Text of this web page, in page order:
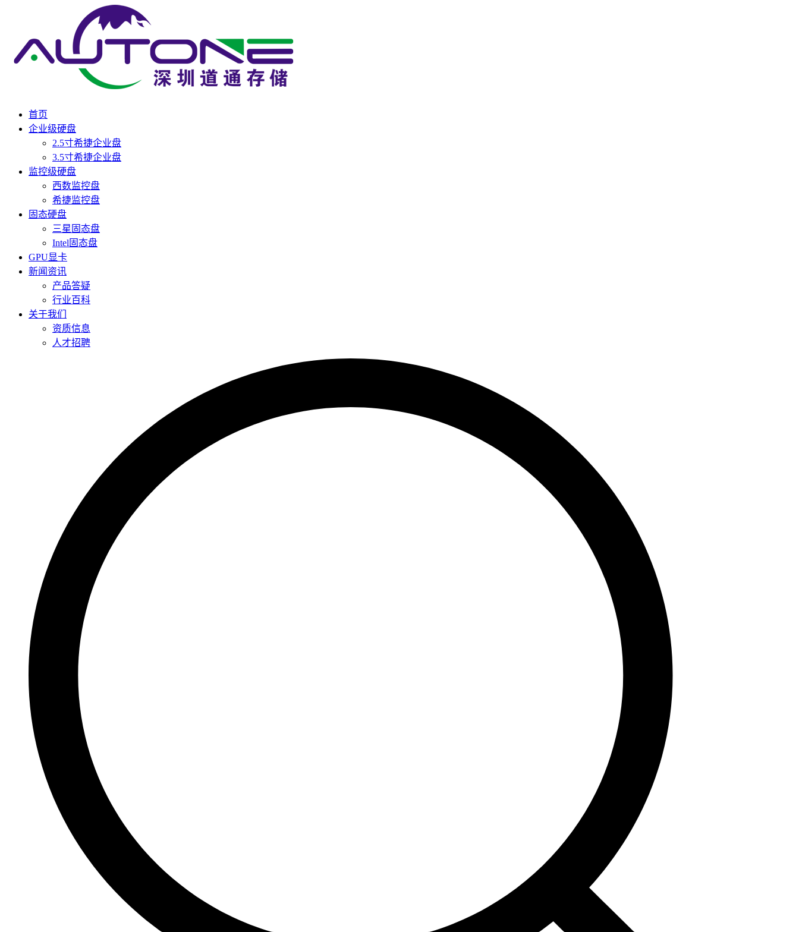
首页
企业级硬盘
2.5寸希捷企业盘
3.5寸希捷企业盘
监控级硬盘
西数监控盘
希捷监控盘
固态硬盘
三星固态盘
Intel固态盘
GPU显卡
新闻资讯
产品答疑
行业百科
关于我们
资质信息
人才招聘